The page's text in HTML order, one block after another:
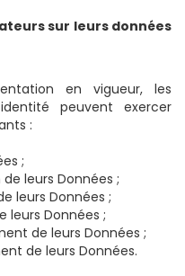
sur leurs données
en vigueur, les
peuvent exercer
:
;
leurs Données ;
leurs Données ;
leurs Données ;
de leurs Données ;
de leurs Données.